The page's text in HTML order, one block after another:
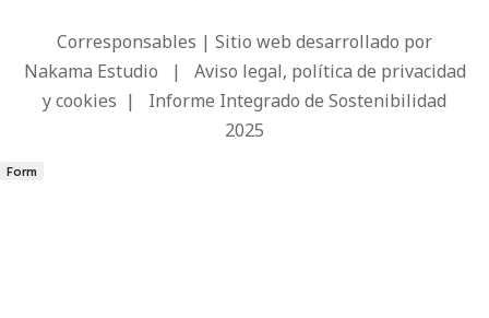
Corresponsables | Sitio web desarrollado por
Nakama Estudio | Aviso legal, política de privacidad
y cookies | Informe Integrado de Sostenibilidad
2025
Form